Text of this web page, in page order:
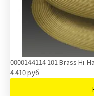
0000144114 101 Brass Hi-
4 410 руб